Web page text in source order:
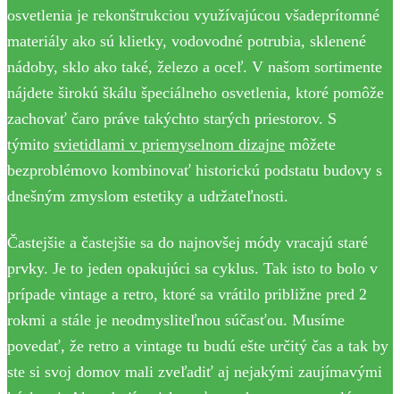
osvetlenia je rekonštrukciou využívajúcou všadeprítomné
materiály ako sú klietky, vodovodné potrubia, sklenené
nádoby, sklo ako také, železo a oceľ. V našom sortimente
nájdete širokú škálu špeciálneho osvetlenia, ktoré pomôže
zachovať čaro práve takýchto starých priestorov. S
týmito svietidlami v priemyselnom dizajne môžete
bezproblémovo kombinovať historickú podstatu budovy s
dnešným zmyslom estetiky a udržateľnosti.
Častejšie a častejšie sa do najnovšej módy vracajú staré
prvky. Je to jeden opakujúci sa cyklus. Tak isto to bolo v
prípade vintage a retro, ktoré sa vrátilo približne pred 2
rokmi a stále je neodmysliteľnou súčasťou. Musíme
povedať, že retro a vintage tu budú ešte určitý čas a tak by
ste si svoj domov mali zveľadiť aj nejakými zaujímavými